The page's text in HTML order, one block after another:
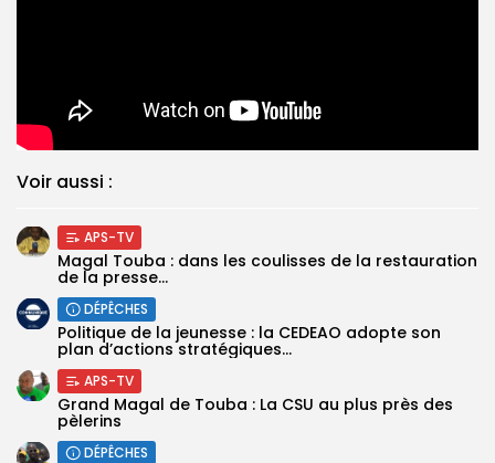
Voir aussi :
APS-TV
Magal Touba : dans les coulisses de la restauration
de la presse...
DÉPÊCHES
Politique de la jeunesse : la CEDEAO adopte son
plan d’actions stratégiques...
APS-TV
Grand Magal de Touba : La CSU au plus près des
pèlerins
DÉPÊCHES